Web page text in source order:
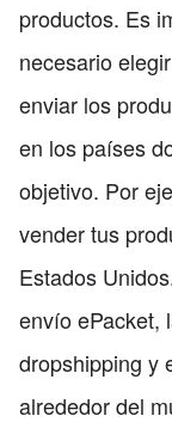
productos. Es
necesario
enviar los
en los países
objetivo. Por
vender tus
Estados
envío ePacket,
dropshipping y
alrededor del